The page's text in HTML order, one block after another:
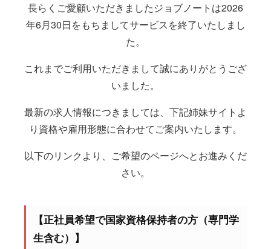
長らくご愛顧いただきましたジョブノートは2026
年6月30日をもちましてサービスを終了いたしまし
た。
これまでご利用いただきまして誠にありがとうござ
いました。
最新の求人情報につきましては、下記姉妹サイトよ
り資格や雇用形態に合わせてご案内いたします。
以下のリンクより、ご希望のページへとお進みくだ
さい。
【正社員希望で国家資格保持者の方（専門学
生含む）】